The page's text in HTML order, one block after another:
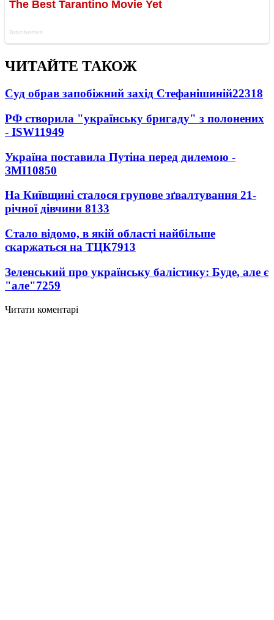
ЧИТАЙТЕ ТАКОЖ
Суд обрав запобіжний захід Стефанішиній22318
РФ створила "українську бригаду" з полонених
- ISW11949
Україна поставила Путіна перед дилемою -
ЗМІ10850
На Київщині сталося групове зґвалтування 21-
річної дівчини 8133
Стало відомо, в якій області найбільше
скаржаться на ТЦК7913
Зеленський про українську балістику: Буде, але є
"але"7259
Читати коментарі